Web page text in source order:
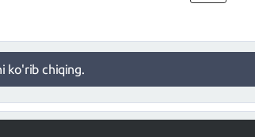
ko'rib chiqing.